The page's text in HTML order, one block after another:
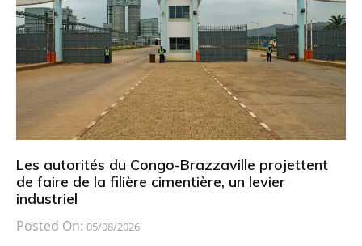
Les autorités du Congo-Brazzaville projettent
de faire de la filière cimentière, un levier
industriel
Posted On: 05/08/2026